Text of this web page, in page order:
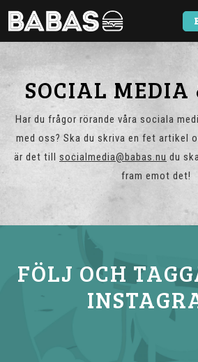
SOCIAL MEDIA
Har du frågor rörande våra sociala
med oss? Ska du skriva en fet artikel
är det till socialmedia@babas.nu du
fram emot det!
FÖLJ OCH